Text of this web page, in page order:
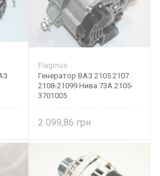
Flagmus
Генератор ВАЗ 2105 2107
2108-21099 Нива 73А 2105-
3701005
2 099,86